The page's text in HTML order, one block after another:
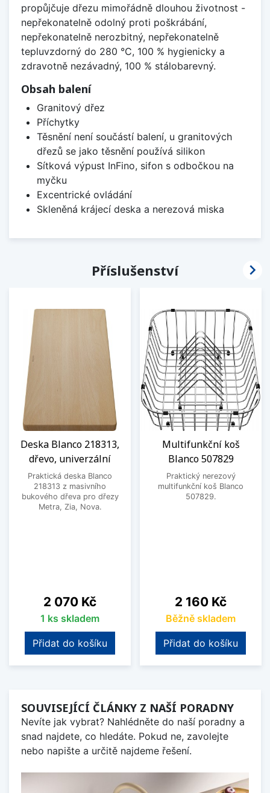
propůjčuje dřezu mimořádně dlouhou životnost -
nepřekonatelně odolný proti poškrábání,
nepřekonatelně nerozbitný, nepřekonatelně
tepluvzdorný do 280 °C, 100 % hygienicky a
zdravotně nezávadný, 100 % stálobarevný.
Obsah balení
Granitový dřez
Příchytky
Těsnění není součástí balení, u granitových
dřezů se jako těsnění používá silikon
Sítková výpust InFino, sifon s odbočkou na
myčku
Excentrické ovládání
Skleněná krájecí deska a nerezová miska
Příslušenství
Deska Blanco 218313,
dřevo, univerzální
Praktická deska Blanco
218313 z masivního
bukového dřeva pro dřezy
Metra, Zia, Nova.
Cena
2 070 Kč
1 ks skladem
Přidat do košíku
Multifunkční koš
Blanco 507829
Praktický nerezový
multifunkční koš Blanco
507829.
Cena
2 160 Kč
Běžně skladem
Přidat do košíku

SOUVISEJÍCÍ ČLÁNKY Z NAŠÍ PORADNY
Nevíte jak vybrat? Nahlédněte do naší poradny a
snad najdete, co hledáte. Pokud ne, zavolejte
nebo napište a určitě najdeme řešení.